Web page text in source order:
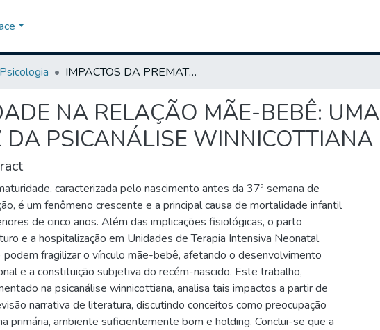
IMPACTOS DA PREMATURIDADE NA RELAÇÃO MÃE-BEBÊ: UMA REVISÃO NARRATIVA À LUZ DA PSICANÁLISE WINNICOTTIANA
NA RELAÇÃO MÃE-BEBÊ: UMA
PSICANÁLISE WINNICOTTIANA
caracterizada pelo nascimento antes da 37ª semana de
é um fenômeno crescente e a principal causa de mortalidade infantil
de cinco anos. Além das implicações fisiológicas, o parto
e a hospitalização em Unidades de Terapia Intensiva Neonatal
podem fragilizar o vínculo mãe-bebê, afetando o desenvolvimento
e a constituição subjetiva do recém-nascido. Este trabalho,
na psicanálise winnicottiana, analisa tais impactos a partir de
narrativa de literatura, discutindo conceitos como preocupação
primária, ambiente suficientemente bom e holding. Conclui-se que a